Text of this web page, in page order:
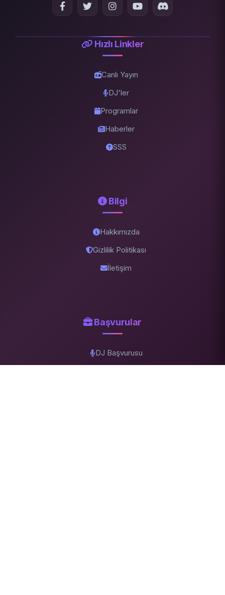
Hızlı Linkler
Canlı Yayın
DJ'ler
Programlar
Haberler
SSS
Bilgi
Hakkımızda
Gizlilik Politikası
İletişim
Başvurular
DJ Başvurusu